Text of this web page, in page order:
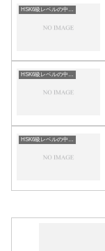
HSK6級レベルの中国語